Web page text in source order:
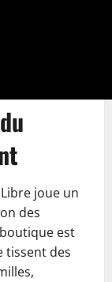
joue un
des
est
tissent des